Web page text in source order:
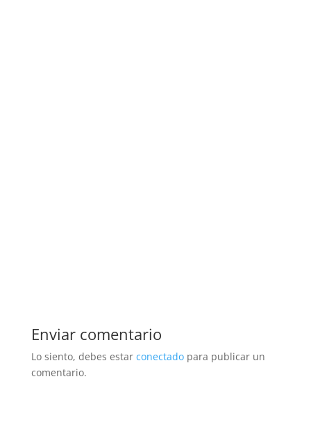
Enviar comentario
Lo siento, debes estar conectadopara publicar un
comentario.